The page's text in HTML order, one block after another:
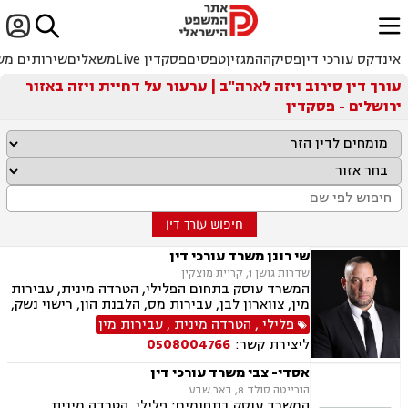

ﱐ
אינדקס עורכי דיןפסיקההמגזיןטפסיםפסקדין Live משאליםשירותים
עורך דין סירוב ויזה לארה"ב | ערעור על דחיית ויזה באזור
ירושלים - פסקדין
חיפוש עורך דין
שי רונן משרד עורכי דין
שדרות גושן 1, קריית מוצקין
המשרד עוסק בתחום הפלילי, הטרדה מינית, עבירות
מין, צווארון לבן, עבירות מס, הלבנת הון, רישוי נשק,
ייצוג קטינים, אלימות במשפחה, עבירות סמים, ועדת
שחרורים, עבירות סייבר, סירוב ויזה לארה"ב, מחיקת
רישום פלילי הסגרה ופשיעה בינלאומית, נפגעי
עבירה.
פלילי, הטרדה מינית ,עבירות מין
ליצירת קשר: 0508004766
אסדי- צבי משרד עורכי דין
הנרייטה סולד 8, באר שבע